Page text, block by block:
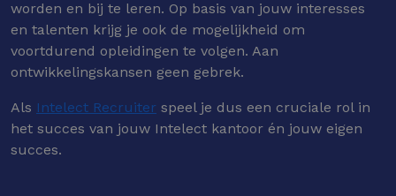
worden en bij te leren. Op basis van jouw interesses
en talenten krijg je ook de mogelijkheid om
voortdurend opleidingen te volgen. Aan
ontwikkelingskansen geen gebrek.
Als Intelect Recruiter speel je dus een cruciale rol in
het succes van jouw Intelect kantoor én jouw eigen
succes.